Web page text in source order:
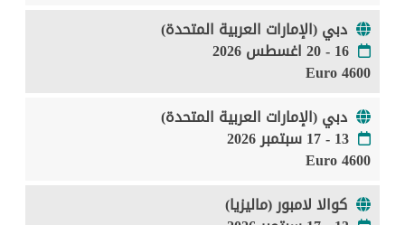
دبي (الإمارات العربية المتحدة)
16 - 20 اغسطس 2026
4600 Euro
دبي (الإمارات العربية المتحدة)
13 - 17 سبتمبر 2026
4600 Euro
كوالا لامبور (ماليزيا)